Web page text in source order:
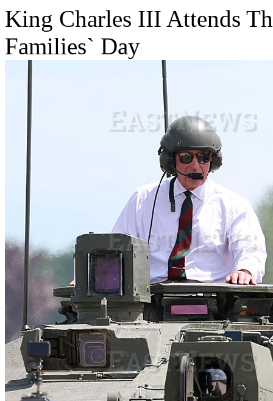
King Charles III Attends
Families` Day